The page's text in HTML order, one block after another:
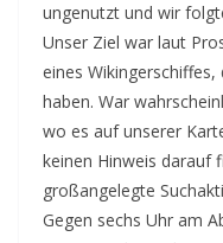
ungenutzt und wir
Unser Ziel war laut
eines
haben. War
wo es auf unserer
keinen Hinweis darauf
großangelegte
Gegen sechs Uhr am